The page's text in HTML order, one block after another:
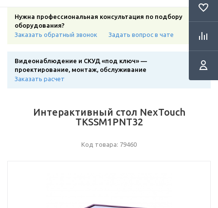
Нужна профессиональная консультация по подбору
оборудования?
Заказать обратный звонок
Задать вопрос в чате
Видеонаблюдение и СКУД «под ключ» —
проектирование, монтаж, обслуживание
Заказать расчет
Интерактивный стол NexTouch
TKSSM1PNT32
Код товара: 79460